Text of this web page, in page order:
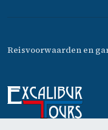
Reisvoorwaarden en